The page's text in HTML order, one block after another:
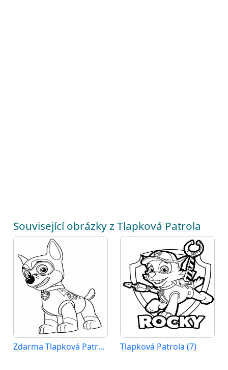
Související obrázky z Tlapková Patrola
Zdarma Tlapková Patrola pro Malé Děti Tlapková Patrola (7)